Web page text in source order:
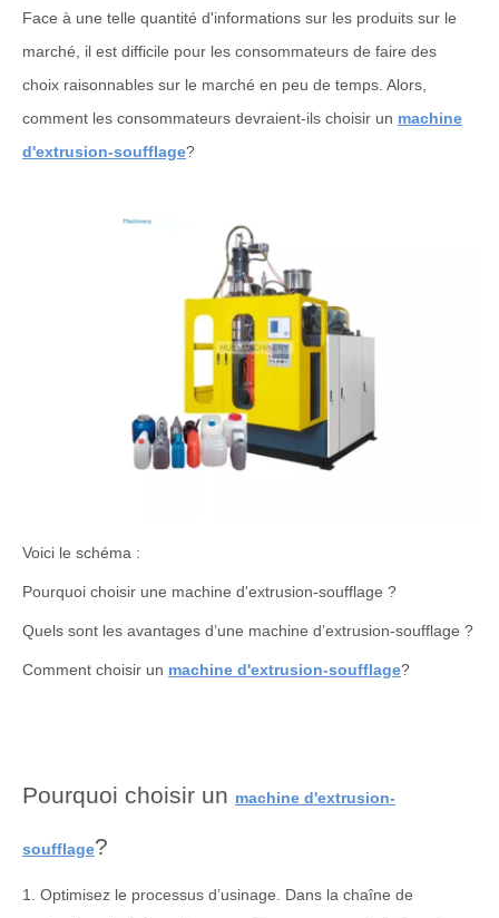
Face à une telle quantité d'informations sur les produits sur le
marché, il est difficile pour les consommateurs de faire des
choix raisonnables sur le marché en peu de temps. Alors,
comment les consommateurs devraient-ils choisir un machine
d'extrusion-soufflage?
Voici le schéma :
Pourquoi choisir une machine d'extrusion-soufflage ?
Quels sont les avantages d’une machine d’extrusion-soufflage ?
Comment choisir un machine d'extrusion-soufflage?
Pourquoi choisir un machine d'extrusion-
soufflage?
1. Optimisez le processus d’usinage. Dans la chaîne de